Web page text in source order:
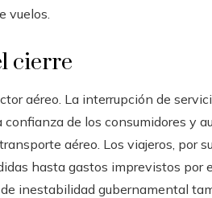
vuelos.
cierre
aéreo. La interrupción de
de los consumidores y
aéreo. Los viajeros, por
hasta gastos imprevistos por
inestabilidad gubernamental